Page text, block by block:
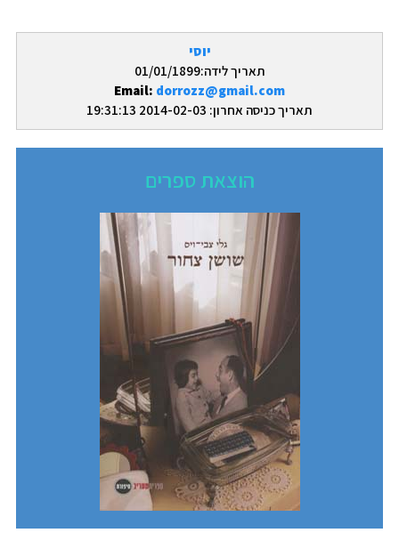
יוסי
תאריך לידה:01/01/1899
Email: dorrozz@gmail.com
תאריך כניסה אחרון: 2014-02-03 19:31:13
הוצאת ספרים